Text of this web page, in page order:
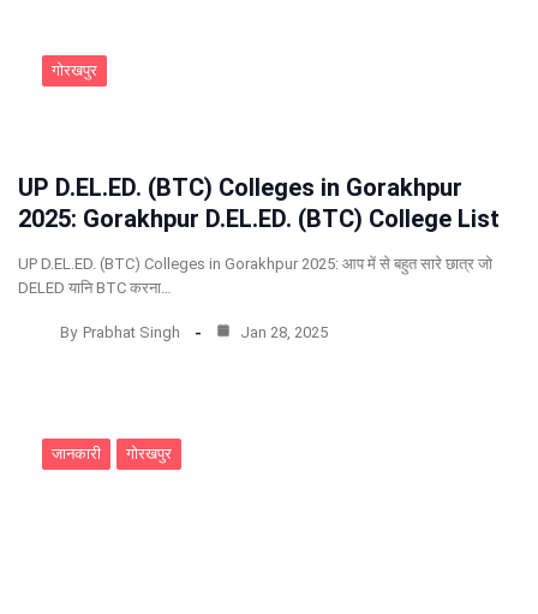
गोरखपुर
UP D.EL.ED. (BTC) Colleges in Gorakhpur
2025: Gorakhpur D.EL.ED. (BTC) College List
UP D.EL.ED. (BTC) Colleges in Gorakhpur 2025: आप में से बहुत सारे छात्र जो
DELED यानि BTC करना…
By Prabhat Singh Jan 28, 2025
जानकारी गोरखपुर